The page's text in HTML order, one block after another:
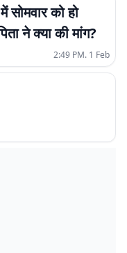
सोमवार को हो
ने क्या की मांग?
2:49 PM. 1 Feb